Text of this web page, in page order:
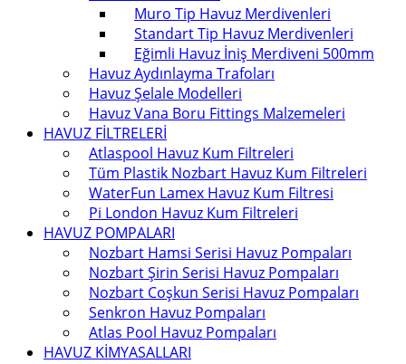
Muro Tip Havuz Merdivenleri
Standart Tip Havuz Merdivenleri
Eğimli Havuz İniş Merdiveni 500mm
Havuz Aydınlayma Trafoları
Havuz Şelale Modelleri
Havuz Vana Boru Fittings Malzemeleri
HAVUZ FİLTRELERİ
Atlaspool Havuz Kum Filtreleri
Tüm Plastik Nozbart Havuz Kum Filtreleri
WaterFun Lamex Havuz Kum Filtresi
Pi London Havuz Kum Filtreleri
HAVUZ POMPALARI
Nozbart Hamsi Serisi Havuz Pompaları
Nozbart Şirin Serisi Havuz Pompaları
Nozbart Coşkun Serisi Havuz Pompaları
Senkron Havuz Pompaları
Atlas Pool Havuz Pompaları
HAVUZ KİMYASALLARI